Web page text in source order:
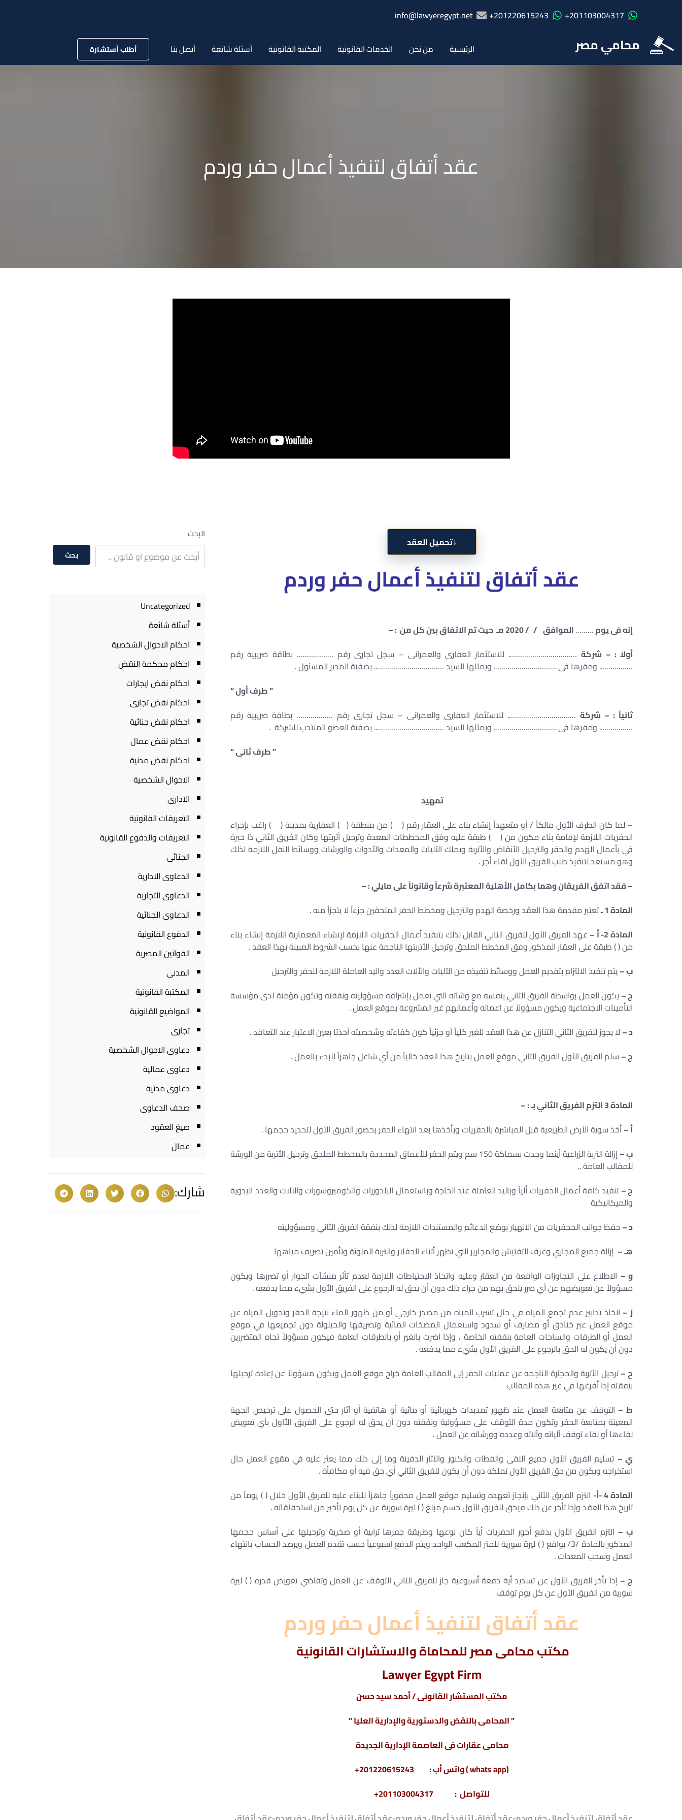
201103004317+
201220615243+
info@lawyeregypt.net
محامي مصر الرئيسية من نحن الخدمات القانونية المكتبة القانونية أسئلة شائعة أتصل بنا أطلب أستشارة
عقد أتفاق لتنفيذ أعمال حفر وردم
↓تحميل العقد
عقد أتفاق لتنفيذ أعمال حفر وردم
إنه فى يوم………الموافق / / 2020 مـ حيث تم الاتفاق بين كل من : –
أولا : – شركة……………………………. للاستثمار العقارى والعمرانى – سجل تجارى رقم ……………… بطاقة ضريبية رقم
…………….. ومقرها فى …………………………. ويمثلها السيد …………………………….. بصفتة المدير المسئول .
” طرف أول “
ثانيآ : – شركة……………………………. للاستثمار العقارى والعمرانى – سجل تجارى رقم ……………… بطاقة ضريبية رقم
…………….. ومقرها فى …………………………. ويمثلها السيد …………………………….. بصفتة العضو المنتدب للشركة .
” طرف ثانى “
تمهيد
– لما كان الطرف الأول مالكاً / أو متعهداً إنشاء بناء على العقار رقم ( ) من منطقة ( ) العقارية بمدينة ( ) راغب بإجراء
الحفريات اللازمة لإقامة بناء مكون من ( ) طبقة عليه وفق المخططات المعدة وترحيل أتربتها وكان الفريق الثاني ذا خبرة
في بأعمال الهدم والحفر والترحيل الأنقاض والأتربة ويملك الآليات والمعدات والأدوات والورشات ووسائط النقل اللازمة لذلك
وهو مستعد لتنفيذ طلب الفريق الأول لقاء أجر .
– فقد اتفق الفريقان وهما بكامل الأهلية المعتبرة شرعاً وقانوناً على مايلي : –
المادة 1 ـ
تعتبر مقدمة هذا العقد ورخصة الهدم والترحيل ومخطط الحفر الملحقين جزءاً لا يتجزأ منه .
المادة 2- أ –
عهد الفريق الأول للفريق الثاني القابل لذلك بتنفيذ أعمال الحفريات اللازمة لإنشاء المعمارية اللازمة إنشاء بناء
من ( ) طبقة على العقار المذكور وفق المخطط الملحق وترحيل الأتربتها الناجمة عنها بحسب الشروط المبينة بهذا العقد .
ب –يتم تنفيذ الالتزام بتقديم العمل ووسائط تنفيذه من الآليات والألات العدد واليد العاملة اللازمة للحفر والترحيل
ج –يكون العمل بواسطة الفريق الثاني بنفسه مع وشاته التي تعمل بإشرافه مسؤوليته ونفقته وتكون مؤمنة لدى مؤسسة
التأمينات الاجتماعية ويكون مسؤولاً عن اعماله وأعمالهم غير المشروعة بموقع العمل .
د –لا يجوز للفريق الثاني التنازل عن هذا العقد للغير كلياً أو جزئياً كون كفاءته وشخصيته أخذتا بعين الاعتبار عند التعاقد .
ج –سلم الفريق الأول الفريق الثاني موقع العمل بتاريخ هذا العقد خالياً من أي شاغل جاهزاً للبدء بالعمل .
المادة 3 التزم الفريق الثاني بـ : –
أ –أخذ سوية الأرض الطبيعية قبل المباشرة بالحفريات وبأخذها بعد انتهاء الحفر بحضور الفريق الأول لتحديد حجمها .
ب –
إزالة التربة الزراعية أينما وجدت بسماكة 150 سم ويتم الحفر للأعماق المحددة بالمخطط الملحق وترحيل الأتربة من الورشة
للمقالب العامة .,
ج –تنفيذ كافة أعمال الحفريات ألياً وباليد العاملة عند الحاجة وباستعمال البلدوزرات والكومبروسورات والآلات والعدد اليدوية
والميكانيكية
د –حفظ جوانب الخحفريات من الانهيار بوضع الدعائم والمستندات اللازمة لذلك بنفقة الفريق الثاني ومسؤوليته
هـ – إزالة جميع المجاري وغرف التفتيش والمجارير التي تظهر أثناء الحفلار والتربة الملوثة وتأمين تصريف مياهها
و – الاطلاع على التجاوزات الواقعة من العقار وعليه واتخاذ الاحتياطات اللازمة لعدم تأثر منشآت الجوار أو تضررها ويكون
مسؤولاً عن تعويضهم عن أي ضرر يلحق بهم من جراء ذلك دون أن يحق له الرجوع على الفريق الأول بشيء مما يدفعه .
ز –اتخاذ تدابير عدم تجمع المياه في حال تسرب المياه من مصدر خارجي أو من ظهور الماء نتيجة الحفر وتحويل المياه عن
موقع العمل عبر خنادق أو مصارف أو سدود واستعمال المضخات المائية وتصريفها والحيلولة دون تجميعها في موقع
العمل أو الطرقات والساحات العامة بنفقته الخاصة ، وإذا اضرت بالغير أو بالطرقات العامة فيكون مسؤولاً تجاه المتضررين
دون أن يكون له الحق بالرجوع على الفريق الأول بشيء مما يدفعه .
ح –ترحيل الأتربة والحجارة الناجمة عن عمليات الحفر إلى المقالب العامة خراج موقع العمل ويكون مسؤولاً عن إعادة ترحيلها
بنفقته إذا أفرغها في غير هذه المقالب
ط –التوقف عن متابعة العمل عند ظهور تمديدات كهربائية أو مائية أو هاتفية أو آثار حتى الحصول على ترخيص الجهة
المعينة بمتابعة الحفر وتكون مدة التوقف على مسؤولية ونفقته دون أن يحق له الرجوع على الفريق الأاول بأي تعويض
لقاءها أو لقاء توقف آلياته وآلاته وعدده وورشاته عن العمل .
ي – تسليم الفريق الأول جميع اللقى والقطات والكنوز والآثار الدفينة وما إلى ذلك مما يعثر عليه في مقوع العمل حال
استخراجه ويكون من حق الفريق الأول تملكه دون أن يكون للفريق الثاني أي حق فيه أو مكافأة .
المادة 4 -أ-
التزم الفريق الثاني بإنجاز تعهده وتسليم موقع العمل محفوراً جاهزاً للبناء عليه للفريق الأول خلال ( ) يوماً من
تاريخ هذا العقد وإذا تأخر عن ذلك فيحق للفريق الأول حسم مبلغ ( ) ليرة سورية عن كل يوم تأخير من استحقاقاته .
ب –التزم الفريق الأول بدفع أجور الحفريات أياً كان نوعها وطريقة جفرها ترابية أو صخرية وترحيلها على أساس حجمها
المذكور بالمادة /3/ بواقع ( ) ليرة سورية للمتر المكعب الواحد ويتم الدفع اسبوعياً حسب تقدم العمل ويرصد الحساب بانتهاء
العمل وسحب المعدات .
ج –إذا تأخر الفريق الأول عن تسديد أية دفعة أسبوعية جاز للفريق الثاني التوقف عن العمل وتقاضي تعويض قدره ( ) ليرة
سورية من الفريق الأول عن كل يوم توقف
عقد أتفاق لتنفيذ أعمال حفر وردم
مكتب محامى مصر للمحاماة والاستشارات القانونية
Lawyer Egypt Firm
مكتب المستشار القانونى / أحمد سيد حسن
” المحامى بالنقض والدستورية والإدارية العليا “
محامى عقارات فى العاصمة الإدارية الجديدة
(whats app ) واتس أب : 201220615243+
للتواصل : 201103004317+
البحث
بحث
Uncategorized
أسئلة شائعة
احكام الاحوال الشخصية
احكام محكمة النقض
احكام نقض ايجارات
احكام نقض تجارى
احكام نقض جنائية
احكام نقض عمال
احكام نقض مدنية
الاحوال الشخصية
الادارى
التعريفات القانونية
التعريفات والدفوع القانونية
الجنائى
الدعاوى الادارية
الدعاوى التجارية
الدعاوى الجنائية
الدفوع القانونية
القوانين المصرية
المدنى
المكتبة القانونية
المواضيع القانونية
تجارى
دعاوى الاحوال الشخصية
دعاوى عمالية
دعاوى مدنية
صحف الدعاوى
صيغ العقود
عمال
شارك: